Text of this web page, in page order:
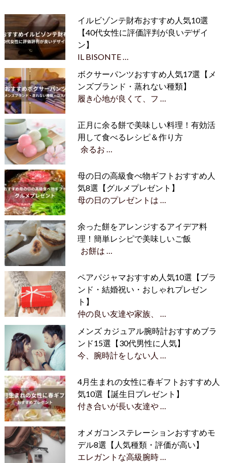
イルビゾンテ財布おすすめ人気10選
【40代女性に評価評判が良いデザイ
ン】
IL BISONTE …
ボクサーパンツおすすめ人気17選【メ
ンズブランド・蒸れない種類】
履き心地が良くて、フ …
正月に余る餅で美味しい料理！有効活
用して食べるレシピ＆作り方
余るお …
母の日の高級食べ物ギフトおすすめ人
気8選【グルメプレゼント】
母の日のプレゼントは …
余った餅をアレンジするアイデア料
理！簡単レシピで美味しいご飯
お餅は …
ペアパジャマおすすめ人気10選【ブラ
ンド・結婚祝い・おしゃれプレゼン
ト】
仲の良い友達や家族、 …
メンズ カジュアル腕時計おすすめブラ
ンド15選【30代男性に人気】
今、腕時計をしない人 …
4月生まれの女性に春ギフトおすすめ人
気10選【誕生日プレゼント】
付き合いが長い友達や …
オメガコンステレーションおすすめモ
デル8選【人気種類・評価が高い】
エレガントな高級腕時 …